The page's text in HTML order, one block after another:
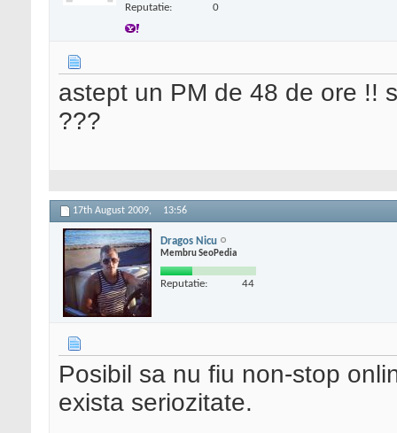
Reputatie: 0
astept un PM de 48 de ore !!
???
17th August 2009, 13:56
Dragos Nicu
Membru SeoPedia
Reputatie: 44
Posibil sa nu fiu non-stop
exista seriozitate.